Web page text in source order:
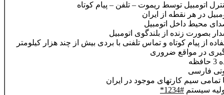
اتومبیل توسط ریموت – تلفن – پیام کوتاه
در هر نقطه از ایران
محیط داخل اتومبیل
بصورت زنده از بلندگوی اتومبیل
از پیام کوتاه و تماس تلفنی با بردی بیش از چند هزار کیلومتر
در مواقع ضروری
فارسی
تمامی سیم کارتهای موجود در ایران
سیستم #1234*